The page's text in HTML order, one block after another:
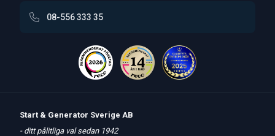
08-556 333 35
Start & Generator Sverige AB
- ditt pålitliga val sedan 1942